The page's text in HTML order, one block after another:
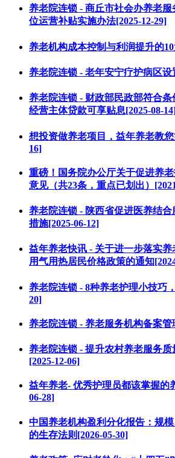
养老院连锁 - 商丘市社会办养老
位运营补贴实施办法[2025-12-29]
养老机构成本控制与利润提升的
养老院连锁 - 老年安宁疗护病区设
养老院连锁 - 财政部民政部符合条
经营主体贷款可享贴息[2025-08-
想投资做养老项目，益年养老教
16]
重磅！国务院办公厅关于促进养
意见（共23条，重点已划出）
养老院连锁 - 陕西省促进医养结
措施[2025-06-12]
益年养老快讯 - 关于进一步落实
用气用热居民价格政策的通知
养老院连锁 - 8种养老护理小技巧
20]
养老院连锁 - 养老服务机构备案管
养老院连锁 - 提升农村养老服务
[2025-12-06]
益年养老- 优秀护理员都该掌握的
06-28]
中国养老机构盈利分化报告：规
的生存法则[2026-05-30]